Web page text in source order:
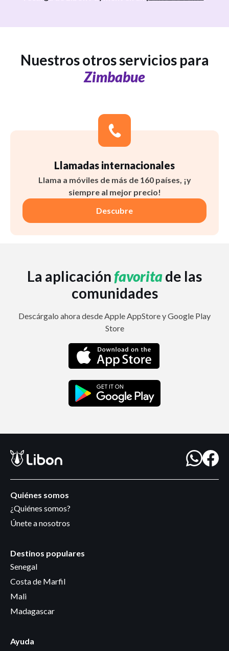
Nuestros otros servicios para
Zimbabue
Llamadas internacionales
Llama a móviles de más de 160 países, ¡y
siempre al mejor precio!
Descubre
La aplicaciónfavoritade las
comunidades
Descárgalo ahora desde Apple AppStore y Google Play
Store
Quiénes somos
¿Quiénes somos?
Únete a nosotros
Destinos populares
Senegal
Costa de Marfil
Mali
Madagascar
Ayuda